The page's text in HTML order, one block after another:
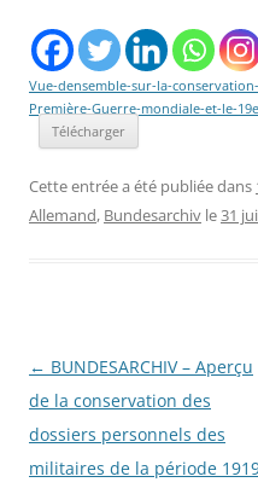
Vue-densemble-sur-la-
Première-Guerre-mondiale-et-le-
Télécharger
Cette entrée a été publiée dans
Allemand, Bundesarchiv le31
Navigation
des
articles
← BUNDESARCHIV – Aperçu
de la conservation des
dossiers personnels des
militaires de la période